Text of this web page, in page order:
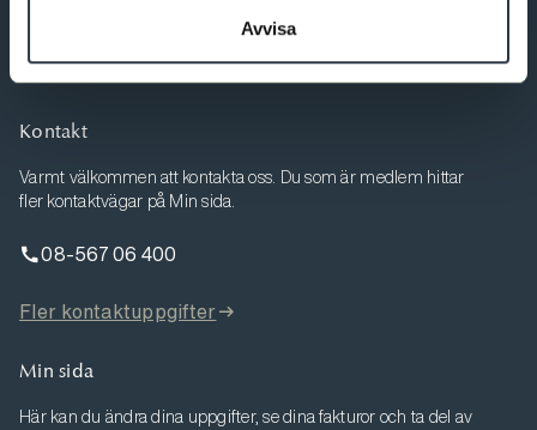
Avvisa
Kontakt
Varmt välkommen att kontakta oss. Du som är medlem hittar
fler kontaktvägar på Min sida.
08-567 06 400
Fler kontaktuppgifter
Min sida
Här kan du ändra dina uppgifter, se dina fakturor och ta del av